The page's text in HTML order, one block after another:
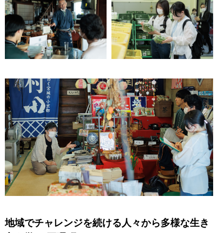
地域でチャレンジを続ける人々から多様な生き